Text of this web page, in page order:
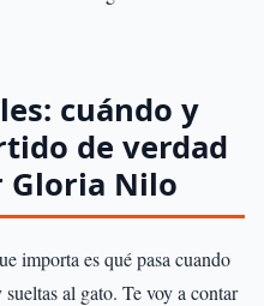
cuándo y
de verdad
Gloria Nilo
importa es qué pasa cuando
al gato. Te voy a contar